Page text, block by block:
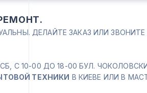
ДЕЛАЙТЕ ЗАКАЗ ИЛИ
10-00 ДО 18-00 БУЛ.
ТЕХНИКИ В КИЕВЕ ИЛИ В